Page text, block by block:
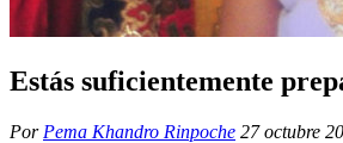
Estás suficientemente
Por Pema Khandro Rinpoche 27 octubre